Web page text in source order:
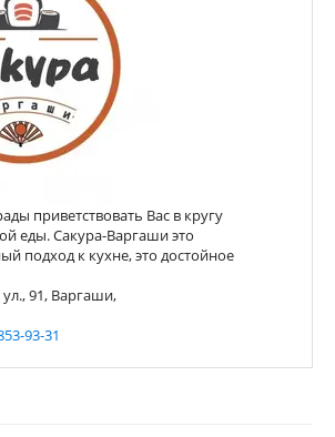
приветствовать Вас в кругу
еды. Сакура-Варгаши это
подход к кухне, это достойное
ул., 91, Варгаши,
93-31